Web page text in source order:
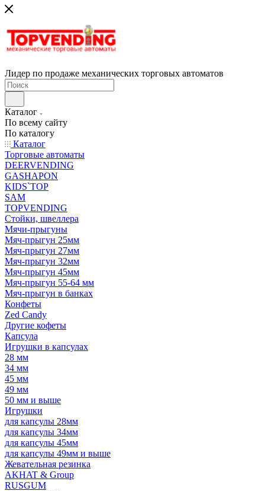
Лидер по продаже механических торговых автоматов
Каталог
По всему сайту
По каталогу
Каталог
Торговые автоматы
DEERVENDING
GASHAPON
KIDS`TOP
SAM
TOPVENDING
Стойки, швеллера
Мячи-прыгуны
Мяч-прыгун 25мм
Мяч-прыгун 27мм
Мяч-прыгун 32мм
Мяч-прыгун 45мм
Мяч-прыгун 55-64 мм
Мяч-прыгун в банках
Конфеты
Zed Candy
Другие кофеты
Капсула
Игрушки в капсулах
28 мм
34 мм
45 мм
49 мм
50 мм и выше
Игрушки
для капсулы 28мм
для капсулы 34мм
для капсулы 45мм
для капсулы 49мм и выше
Жевательная резинка
AKHAT & Group
RUSGUM